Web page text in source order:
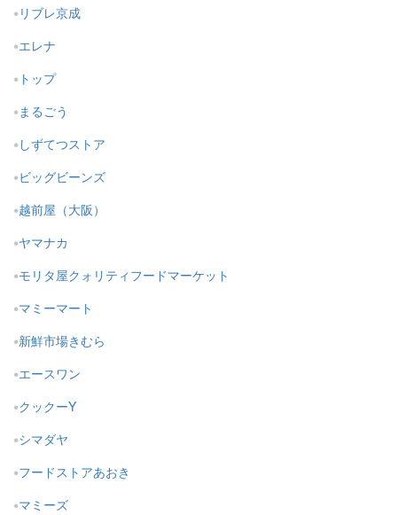
リブレ京成
エレナ
トップ
まるごう
しずてつストア
ビッグビーンズ
越前屋（大阪）
ヤマナカ
モリタ屋クォリティフードマーケット
マミーマート
新鮮市場きむら
エースワン
クックーY
シマダヤ
フードストアあおき
マミーズ